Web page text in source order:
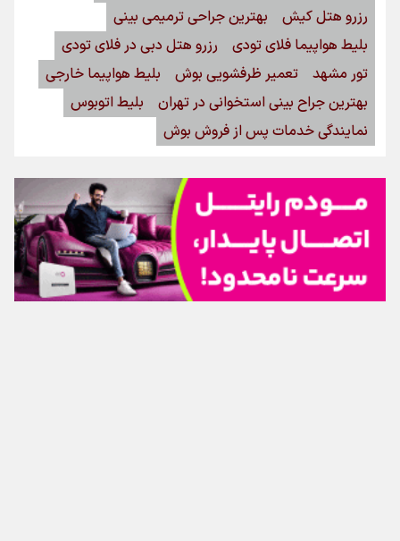
اینفوبرنا/ سقف معافیت مالیاتی حقوق کارکنان دولت و
بازنشستگان در بودجه ۱۴۰۵ چقدر است؟
رزرو هتل کیش
بهترین جراحی ترمیمی بینی
بلیط هواپیما فلای تودی
رزرو هتل دبی در فلای تودی
تور مشهد
تعمیر ظرفشویی بوش
بلیط هواپیما خارجی
بهترین جراح بینی استخوانی در تهران
بلیط اتوبوس
نمایندگی خدمات پس از فروش بوش